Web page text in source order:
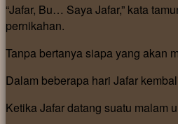
“Jafar, Bu… Saya Jafar,” kata
pernikahan.
Tanpa bertanya siapa yang akan
Dalam beberapa hari Jafar
Ketika Jafar datang suatu malam